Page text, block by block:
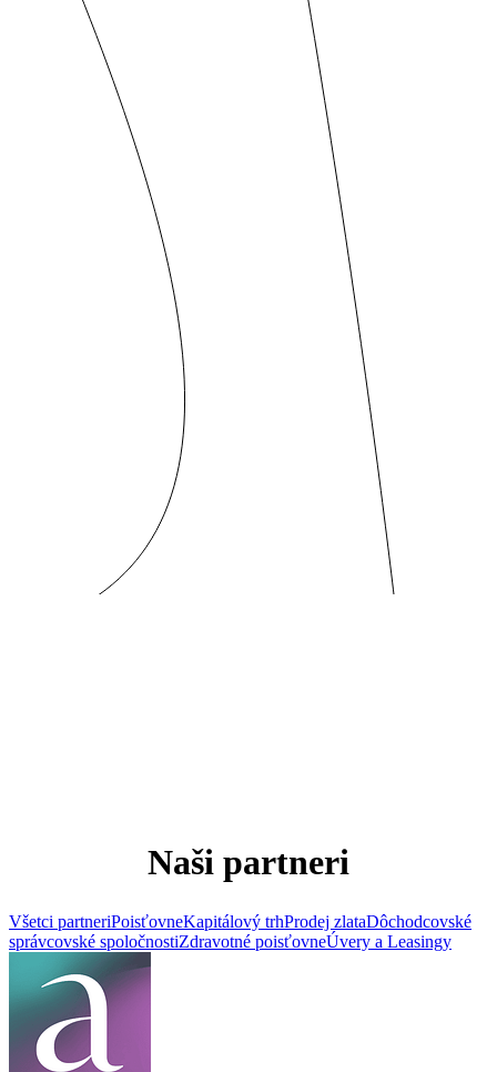
Naši partneri
Všetci partneriPoisťovneKapitálový trhProdej zlataDôchodcovské
správcovské spoločnostiZdravotné poisťovneÚvery a Leasingy